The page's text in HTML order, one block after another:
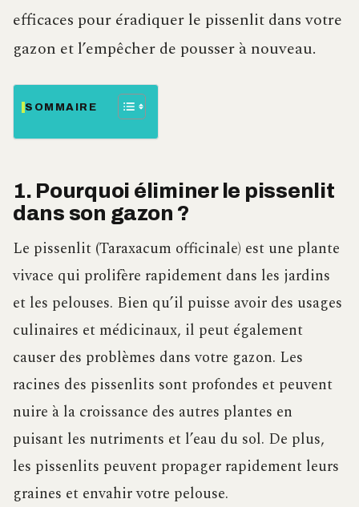
efficaces pour éradiquer le pissenlit dans votre
gazon et l’empêcher de pousser à nouveau.
SOMMAIRE
1. Pourquoi éliminer le pissenlit
dans son gazon ?
Le pissenlit (Taraxacum officinale) est une plante
vivace qui prolifère rapidement dans les jardins
et les pelouses. Bien qu’il puisse avoir des usages
culinaires et médicinaux, il peut également
causer des problèmes dans votre gazon. Les
racines des pissenlits sont profondes et peuvent
nuire à la croissance des autres plantes en
puisant les nutriments et l’eau du sol. De plus,
les pissenlits peuvent propager rapidement leurs
graines et envahir votre pelouse.